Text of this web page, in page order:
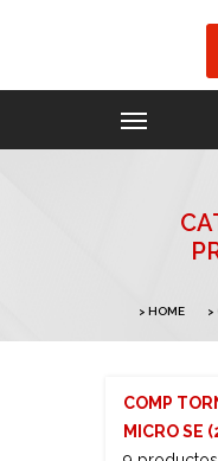
HOME
COMP
MICRO SE